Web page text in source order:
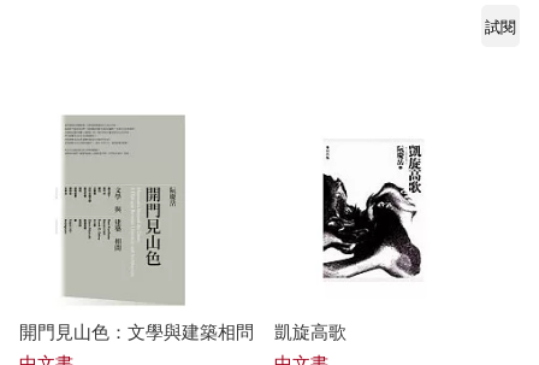
試閱
開門見山色：文學與建築相問
凱旋高歌